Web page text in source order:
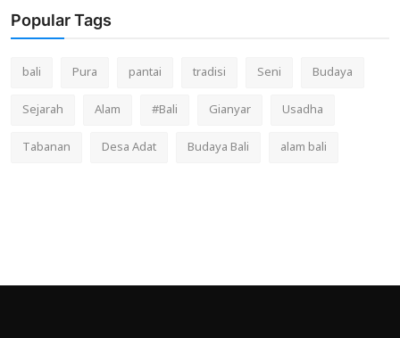
Popular Tags
bali Pura pantai tradisi Seni
Budaya
Sejarah
Alam #Bali Gianyar
Usadha
Tabanan
Desa Adat Budaya Bali alam bali